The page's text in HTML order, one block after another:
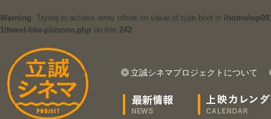
Warning: Trying to access array offset on value of type bool in /home/
1/tweet-like-plusone.php on line 242
立誠シネマプロジェクトについて